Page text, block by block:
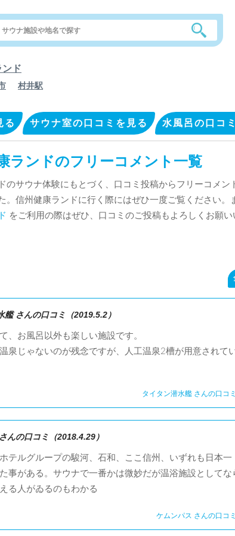
ンド
村井駅
る サウナ室の口コミを見る 水風呂の口コ
ランドのフリーコメント一覧
のサウナ体験にもとづく、口コミ投稿からフリーコメン
。信州健康ランドに行く際にはぜひ一度ご覧ください。
をご利用の際はぜひ、口コミのご投稿もよろしくお願い
艦 さんの口コミ（2019.5.2）
、お風呂以外も楽しい施設です。
泉じゃないのが残念ですが、人工温泉2槽が用意されて
タイタン潜水艦 さんの口コ
んの口コミ（2018.4.29）
テルグループの駿河、石和、ここ信州、いずれも日本一
事がある。サウナで一番かは微妙だが温浴施設としてな
る人がゐるのもわかる
ケムンパス さんの口コ